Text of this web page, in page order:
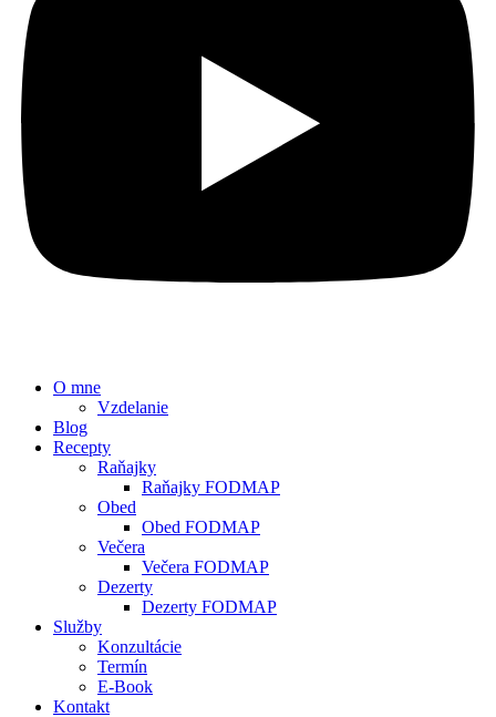
O mne
Vzdelanie
Blog
Recepty
Raňajky
Raňajky FODMAP
Obed
Obed FODMAP
Večera
Večera FODMAP
Dezerty
Dezerty FODMAP
Služby
Konzultácie
Termín
E-Book
Kontakt